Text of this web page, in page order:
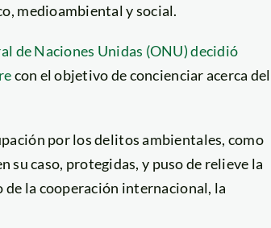
medioambiental y social.
de Naciones Unidas (ONU) decidió
con el objetivo de concienciar acerca del
por los delitos ambientales, como
su caso, protegidas, y puso de relieve la
la cooperación internacional, la